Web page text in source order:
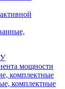
мощности
комплектные
комплектные